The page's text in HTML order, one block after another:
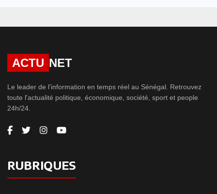
ACTU NET
Le leader de l'information en temps réel au Sénégal. Retrouvez
toute l'actualité politique, économique, société, sport et people
24h/24.
RUBRIQUES